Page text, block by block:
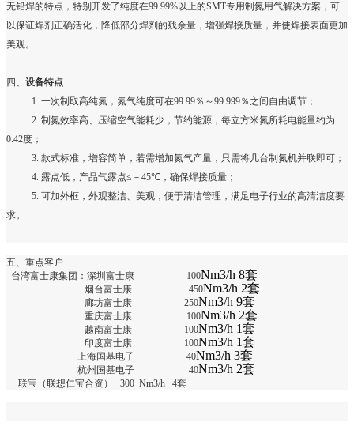
无铅焊的特点，特别开发了纯度在99.99%以上的SMT专用制氮用气解决方案，可
以保证焊剂正确活化，降低部分焊剂的残余量，增强焊接质量，并使焊接表面更加
美观。
四、 设备特点
1. 一次制取高纯氮，氮气纯度可在99.99％～99.999％之间自由调节；
2. 制氮效率高、压缩空气能耗少，节约能源，每立方米氮所耗电能量约为
0.42度；
3. 款式标准，增容简单，若需增加氮气产量，只需将几台制氮机并联即可；
4. 露点低，产品气露点≤ － 45℃ ，确保焊接质量；
5. 可加外框，外观整洁、美观，便于清洁管理，满足电子行业的高清洁度要
求。
五、 重点客户
台湾富士康集团：深圳富士康 100Nm3/h 8套
烟台富士康 450Nm3/h 2套
廊坊富士康 250Nm3/h 9套
重庆富士康 100Nm3/h 2套
越南富士康 100Nm3/h 1套
印度富士康 100Nm3/h 1套
上海国基电子 40Nm3/h 3套
杭州国基电子 40Nm3/h 2套
联宝（联想仁宝合资） 300 Nm3/h 4套